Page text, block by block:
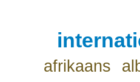
afrikaans